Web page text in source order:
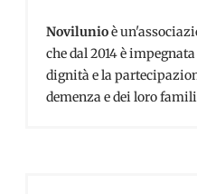
Novilunioè
che dal 2014 è
dignità e la
demenza e dei loro